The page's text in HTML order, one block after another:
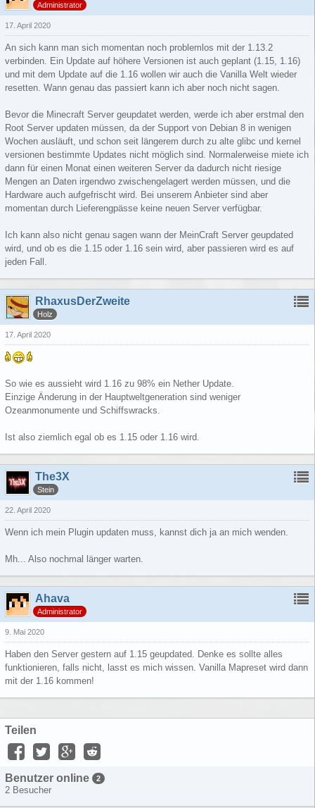
Administrator
17. April 2020
An sich kann man sich momentan noch problemlos mit der 1.13.2
verbinden. Ein Update auf höhere Versionen ist auch geplant (1.15, 1.16)
und mit dem Update auf die 1.16 wollen wir auch die Vanilla Welt wieder
resetten. Wann genau das passiert kann ich aber noch nicht sagen.
Bevor die Minecraft Server geupdatet werden, werde ich aber erstmal den
Root Server updaten müssen, da der Support von Debian 8 in wenigen
Wochen ausläuft, und schon seit längerem durch zu alte glibc und kernel
versionen bestimmte Updates nicht möglich sind. Normalerweise miete ich
dann für einen Monat einen weiteren Server da dadurch nicht riesige
Mengen an Daten irgendwo zwischengelagert werden müssen, und die
Hardware auch aufgefrischt wird. Bei unserem Anbieter sind aber
momentan durch Lieferengpässe keine neuen Server verfügbar.
Ich kann also nicht genau sagen wann der MeinCraft Server geupdated
wird, und ob es die 1.15 oder 1.16 sein wird, aber passieren wird es auf
jeden Fall.
RhaxusDerZweite
Holz
17. April 2020
So wie es aussieht wird 1.16 zu 98% ein Nether Update.
Einzige Änderung in der Hauptweltgeneration sind weniger
Ozeanmonumente und Schiffswracks.
Ist also ziemlich egal ob es 1.15 oder 1.16 wird.
The3X
Stein
22. April 2020
Wenn ich mein Plugin updaten muss, kannst dich ja an mich wenden.
Mh... Also nochmal länger warten.
Ahava
Administrator
9. Mai 2020
Haben den Server gestern auf 1.15 geupdated. Denke es sollte alles
funktionieren, falls nicht, lasst es mich wissen. Vanilla Mapreset wird dann
mit der 1.16 kommen!
Teilen
Benutzer online 2
2 Besucher